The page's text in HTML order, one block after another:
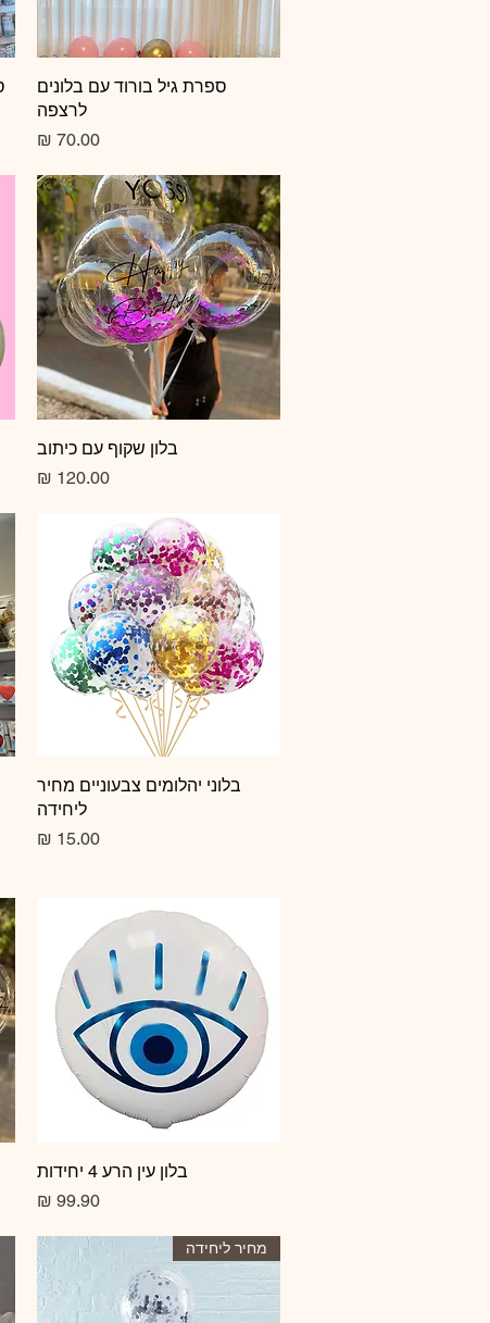
תצוגה מהירה
ספרת גיל בורוד עם בלונים
לרצפה
מחיר‏70.00 ‏₪
תצוגה מהירה
בלון שקוף עם כיתוב
מחיר‏120.00 ‏₪
תצוגה מהירה
בלוני יהלומים צבעוניים מחיר
ליחידה
מחיר‏15.00 ‏₪
תצוגה מהירה
בלון עין הרע 4 יחידות
מחיר‏99.90 ‏₪
מחיר ליחידה